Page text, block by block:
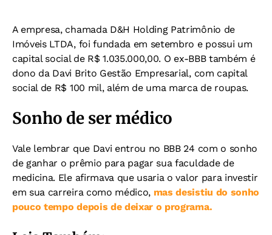
A empresa, chamada D&H Holding Patrimônio de
Imóveis LTDA, foi fundada em setembro e possui um
capital social de R$ 1.035.000,00. O ex-BBB também é
dono da Davi Brito Gestão Empresarial, com capital
social de R$ 100 mil, além de uma marca de roupas.
Sonho de ser médico
Vale lembrar que Davi entrou no BBB 24 com o sonho
de ganhar o prêmio para pagar sua faculdade de
medicina. Ele afirmava que usaria o valor para investir
em sua carreira como médico, mas desistiu do sonho
pouco tempo depois de deixar o programa.